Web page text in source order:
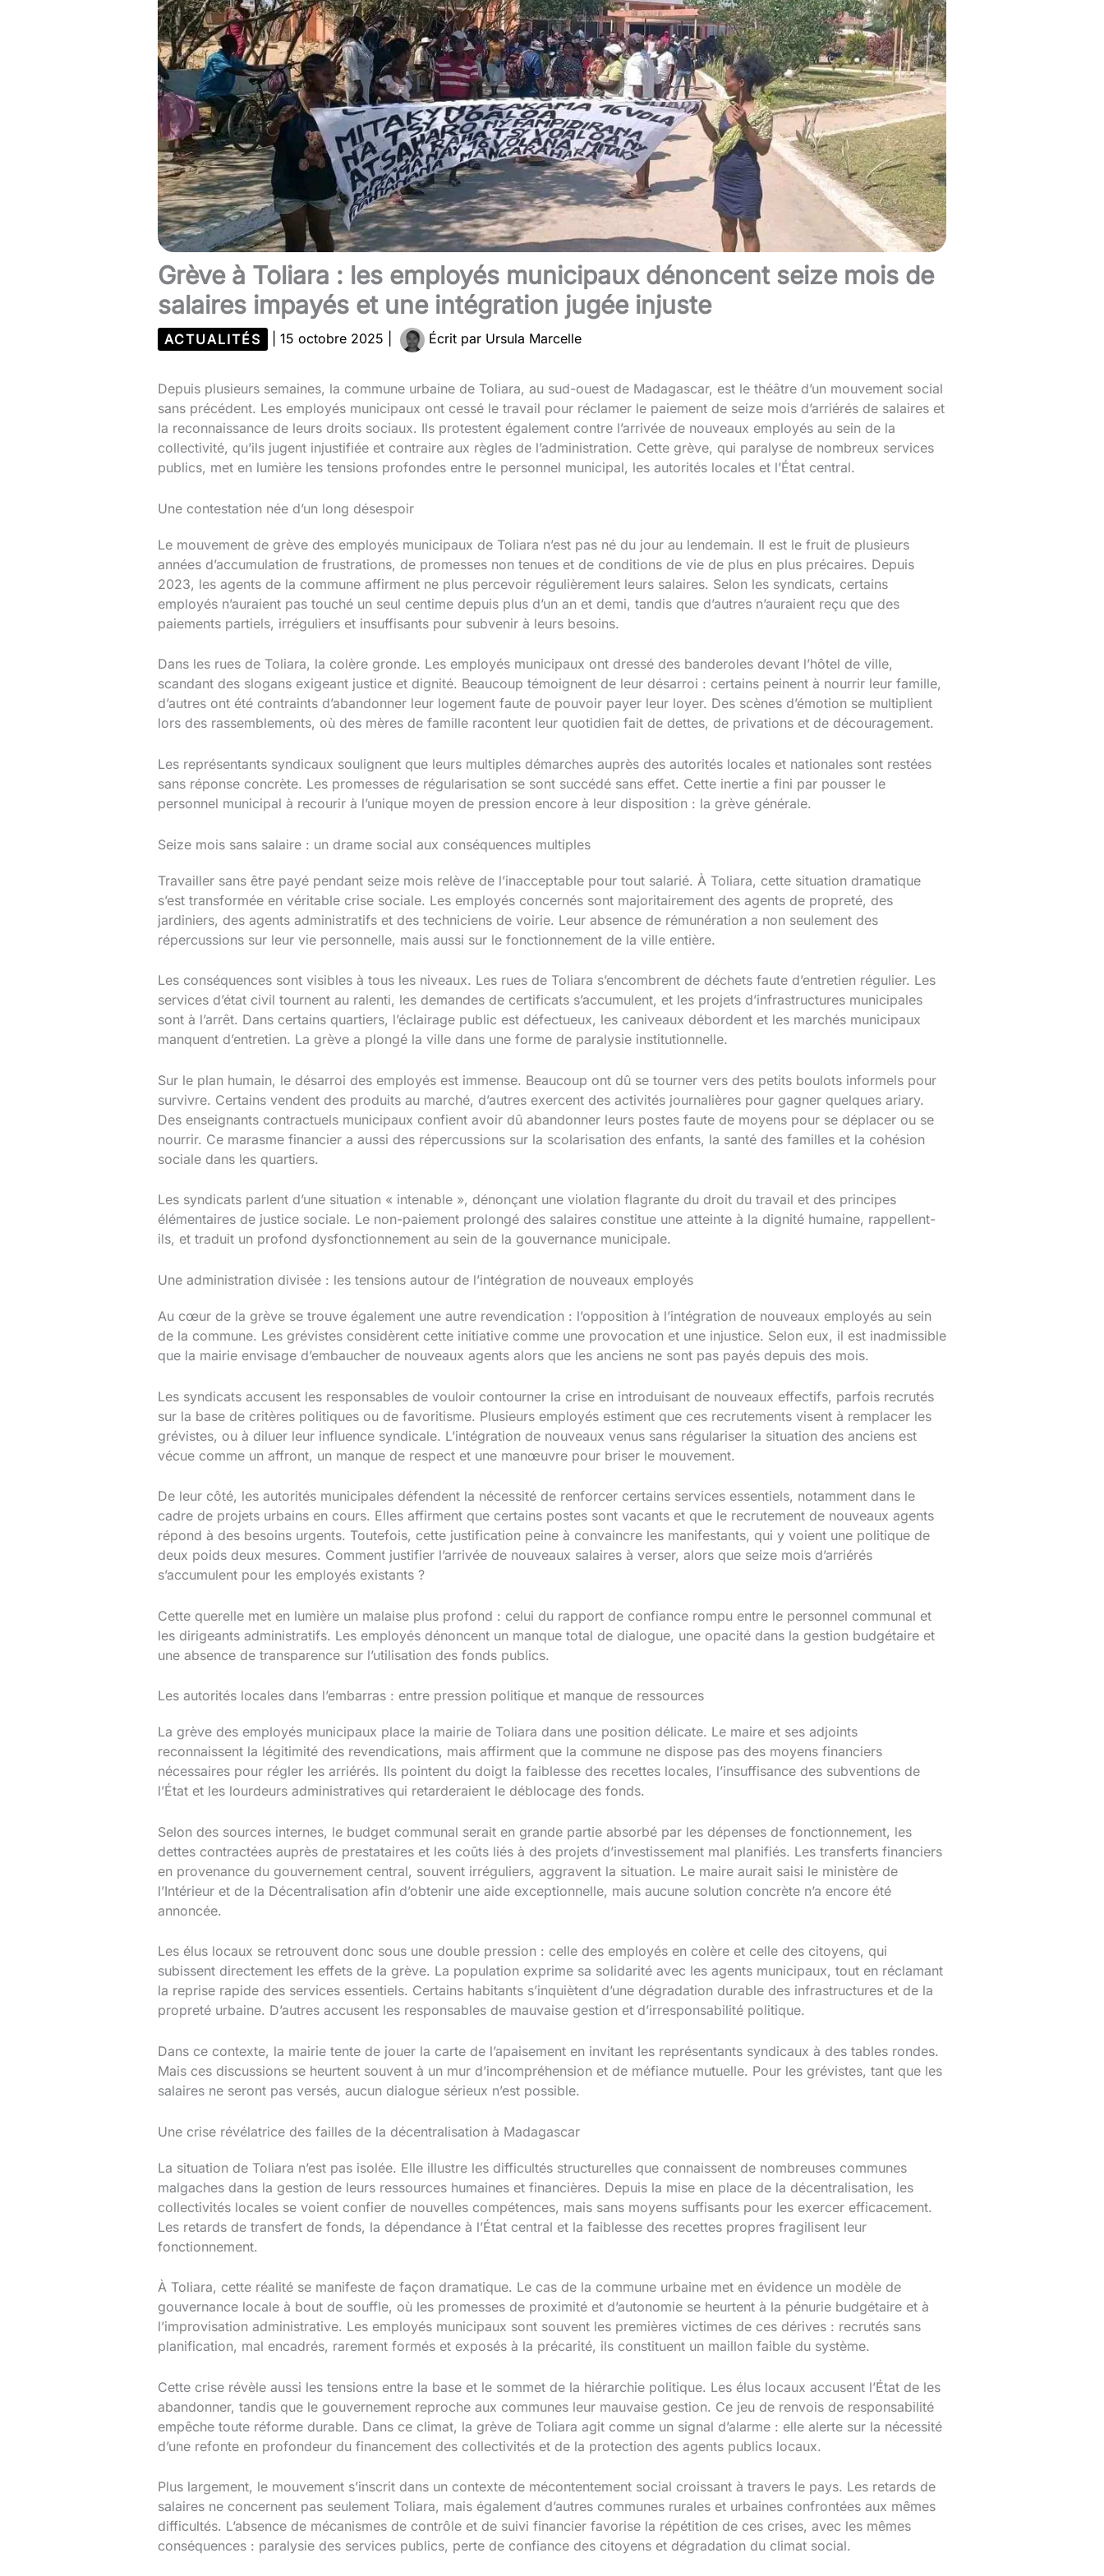
Grève à Toliara : les employés municipaux dénoncent seize mois de
salaires impayés et une intégration jugée injuste
ACTUALITÉS 15 octobre 2025 Écrit par Ursula Marcelle
Depuis plusieurs semaines, la commune urbaine de Toliara, au sud-ouest de Madagascar, est le théâtre d’un mouvement social
sans précédent. Les employés municipaux ont cessé le travail pour réclamer le paiement de seize mois d’arriérés de salaires et
la reconnaissance de leurs droits sociaux. Ils protestent également contre l’arrivée de nouveaux employés au sein de la
collectivité, qu’ils jugent injustifiée et contraire aux règles de l’administration. Cette grève, qui paralyse de nombreux services
publics, met en lumière les tensions profondes entre le personnel municipal, les autorités locales et l’État central.
Une contestation née d’un long désespoir
Le mouvement de grève des employés municipaux de Toliara n’est pas né du jour au lendemain. Il est le fruit de plusieurs
années d’accumulation de frustrations, de promesses non tenues et de conditions de vie de plus en plus précaires. Depuis
2023, les agents de la commune affirment ne plus percevoir régulièrement leurs salaires. Selon les syndicats, certains
employés n’auraient pas touché un seul centime depuis plus d’un an et demi, tandis que d’autres n’auraient reçu que des
paiements partiels, irréguliers et insuffisants pour subvenir à leurs besoins.
Dans les rues de Toliara, la colère gronde. Les employés municipaux ont dressé des banderoles devant l’hôtel de ville,
scandant des slogans exigeant justice et dignité. Beaucoup témoignent de leur désarroi : certains peinent à nourrir leur famille,
d’autres ont été contraints d’abandonner leur logement faute de pouvoir payer leur loyer. Des scènes d’émotion se multiplient
lors des rassemblements, où des mères de famille racontent leur quotidien fait de dettes, de privations et de découragement.
Les représentants syndicaux soulignent que leurs multiples démarches auprès des autorités locales et nationales sont restées
sans réponse concrète. Les promesses de régularisation se sont succédé sans effet. Cette inertie a fini par pousser le
personnel municipal à recourir à l’unique moyen de pression encore à leur disposition : la grève générale.
Seize mois sans salaire : un drame social aux conséquences multiples
Travailler sans être payé pendant seize mois relève de l’inacceptable pour tout salarié. À Toliara, cette situation dramatique
s’est transformée en véritable crise sociale. Les employés concernés sont majoritairement des agents de propreté, des
jardiniers, des agents administratifs et des techniciens de voirie. Leur absence de rémunération a non seulement des
répercussions sur leur vie personnelle, mais aussi sur le fonctionnement de la ville entière.
Les conséquences sont visibles à tous les niveaux. Les rues de Toliara s’encombrent de déchets faute d’entretien régulier. Les
services d’état civil tournent au ralenti, les demandes de certificats s’accumulent, et les projets d’infrastructures municipales
sont à l’arrêt. Dans certains quartiers, l’éclairage public est défectueux, les caniveaux débordent et les marchés municipaux
manquent d’entretien. La grève a plongé la ville dans une forme de paralysie institutionnelle.
Sur le plan humain, le désarroi des employés est immense. Beaucoup ont dû se tourner vers des petits boulots informels pour
survivre. Certains vendent des produits au marché, d’autres exercent des activités journalières pour gagner quelques ariary.
Des enseignants contractuels municipaux confient avoir dû abandonner leurs postes faute de moyens pour se déplacer ou se
nourrir. Ce marasme financier a aussi des répercussions sur la scolarisation des enfants, la santé des familles et la cohésion
sociale dans les quartiers.
Les syndicats parlent d’une situation « intenable », dénonçant une violation flagrante du droit du travail et des principes
élémentaires de justice sociale. Le non-paiement prolongé des salaires constitue une atteinte à la dignité humaine, rappellent-
ils, et traduit un profond dysfonctionnement au sein de la gouvernance municipale.
Une administration divisée : les tensions autour de l’intégration de nouveaux employés
Au cœur de la grève se trouve également une autre revendication : l’opposition à l’intégration de nouveaux employés au sein
de la commune. Les grévistes considèrent cette initiative comme une provocation et une injustice. Selon eux, il est inadmissible
que la mairie envisage d’embaucher de nouveaux agents alors que les anciens ne sont pas payés depuis des mois.
Les syndicats accusent les responsables de vouloir contourner la crise en introduisant de nouveaux effectifs, parfois recrutés
sur la base de critères politiques ou de favoritisme. Plusieurs employés estiment que ces recrutements visent à remplacer les
grévistes, ou à diluer leur influence syndicale. L’intégration de nouveaux venus sans régulariser la situation des anciens est
vécue comme un affront, un manque de respect et une manœuvre pour briser le mouvement.
De leur côté, les autorités municipales défendent la nécessité de renforcer certains services essentiels, notamment dans le
cadre de projets urbains en cours. Elles affirment que certains postes sont vacants et que le recrutement de nouveaux agents
répond à des besoins urgents. Toutefois, cette justification peine à convaincre les manifestants, qui y voient une politique de
deux poids deux mesures. Comment justifier l’arrivée de nouveaux salaires à verser, alors que seize mois d’arriérés
s’accumulent pour les employés existants ?
Cette querelle met en lumière un malaise plus profond : celui du rapport de confiance rompu entre le personnel communal et
les dirigeants administratifs. Les employés dénoncent un manque total de dialogue, une opacité dans la gestion budgétaire et
une absence de transparence sur l’utilisation des fonds publics.
Les autorités locales dans l’embarras : entre pression politique et manque de ressources
La grève des employés municipaux place la mairie de Toliara dans une position délicate. Le maire et ses adjoints
reconnaissent la légitimité des revendications, mais affirment que la commune ne dispose pas des moyens financiers
nécessaires pour régler les arriérés. Ils pointent du doigt la faiblesse des recettes locales, l’insuffisance des subventions de
l’État et les lourdeurs administratives qui retarderaient le déblocage des fonds.
Selon des sources internes, le budget communal serait en grande partie absorbé par les dépenses de fonctionnement, les
dettes contractées auprès de prestataires et les coûts liés à des projets d’investissement mal planifiés. Les transferts financiers
en provenance du gouvernement central, souvent irréguliers, aggravent la situation. Le maire aurait saisi le ministère de
l’Intérieur et de la Décentralisation afin d’obtenir une aide exceptionnelle, mais aucune solution concrète n’a encore été
annoncée.
Les élus locaux se retrouvent donc sous une double pression : celle des employés en colère et celle des citoyens, qui
subissent directement les effets de la grève. La population exprime sa solidarité avec les agents municipaux, tout en réclamant
la reprise rapide des services essentiels. Certains habitants s’inquiètent d’une dégradation durable des infrastructures et de la
propreté urbaine. D’autres accusent les responsables de mauvaise gestion et d’irresponsabilité politique.
Dans ce contexte, la mairie tente de jouer la carte de l’apaisement en invitant les représentants syndicaux à des tables rondes.
Mais ces discussions se heurtent souvent à un mur d’incompréhension et de méfiance mutuelle. Pour les grévistes, tant que les
salaires ne seront pas versés, aucun dialogue sérieux n’est possible.
Une crise révélatrice des failles de la décentralisation à Madagascar
La situation de Toliara n’est pas isolée. Elle illustre les difficultés structurelles que connaissent de nombreuses communes
malgaches dans la gestion de leurs ressources humaines et financières. Depuis la mise en place de la décentralisation, les
collectivités locales se voient confier de nouvelles compétences, mais sans moyens suffisants pour les exercer efficacement.
Les retards de transfert de fonds, la dépendance à l’État central et la faiblesse des recettes propres fragilisent leur
fonctionnement.
À Toliara, cette réalité se manifeste de façon dramatique. Le cas de la commune urbaine met en évidence un modèle de
gouvernance locale à bout de souffle, où les promesses de proximité et d’autonomie se heurtent à la pénurie budgétaire et à
l’improvisation administrative. Les employés municipaux sont souvent les premières victimes de ces dérives : recrutés sans
planification, mal encadrés, rarement formés et exposés à la précarité, ils constituent un maillon faible du système.
Cette crise révèle aussi les tensions entre la base et le sommet de la hiérarchie politique. Les élus locaux accusent l’État de les
abandonner, tandis que le gouvernement reproche aux communes leur mauvaise gestion. Ce jeu de renvois de responsabilité
empêche toute réforme durable. Dans ce climat, la grève de Toliara agit comme un signal d’alarme : elle alerte sur la nécessité
d’une refonte en profondeur du financement des collectivités et de la protection des agents publics locaux.
Plus largement, le mouvement s’inscrit dans un contexte de mécontentement social croissant à travers le pays. Les retards de
salaires ne concernent pas seulement Toliara, mais également d’autres communes rurales et urbaines confrontées aux mêmes
difficultés. L’absence de mécanismes de contrôle et de suivi financier favorise la répétition de ces crises, avec les mêmes
conséquences : paralysie des services publics, perte de confiance des citoyens et dégradation du climat social.